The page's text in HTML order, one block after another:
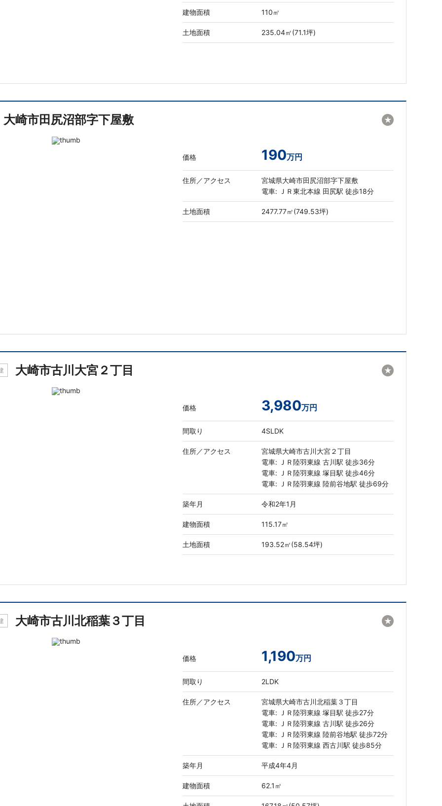
建物面積 110㎡
土地面積 235.04㎡(71.1坪)
大崎市田尻沼部字下屋敷
価格 190万円
住所／アクセス
宮城県大崎市田尻沼部字下屋敷
電車: ＪＲ東北本線 田尻駅 徒歩18分
土地面積 2477.77㎡(749.53坪)
★
大崎市古川大宮２丁目
価格 3,980万円
間取り 4SLDK
住所／アクセス
宮城県大崎市古川大宮２丁目
電車: ＪＲ陸羽東線 古川駅 徒歩36分
電車: ＪＲ陸羽東線 塚目駅 徒歩46分
電車: ＪＲ陸羽東線 陸前谷地駅 徒歩69分
築年月 令和2年1月
建物面積 115.17㎡
土地面積 193.52㎡(58.54坪)
★
大崎市古川北稲葉３丁目
価格 1,190万円
間取り 2LDK
住所／アクセス
宮城県大崎市古川北稲葉３丁目
電車: ＪＲ陸羽東線 塚目駅 徒歩27分
電車: ＪＲ陸羽東線 古川駅 徒歩26分
電車: ＪＲ陸羽東線 陸前谷地駅 徒歩72分
電車: ＪＲ陸羽東線 西古川駅 徒歩85分
築年月 平成4年4月
建物面積 62.1㎡
★